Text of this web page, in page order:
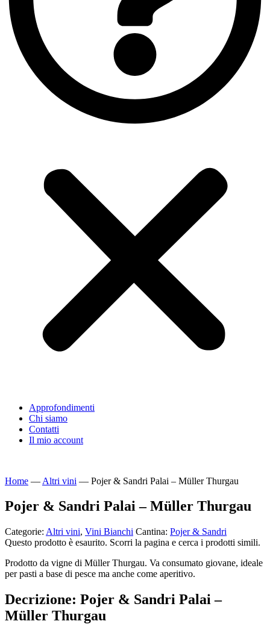
Approfondimenti
Chi siamo
Contatti
Il mio account
Home — Altri vini — Pojer & Sandri Palai – Müller Thurgau
Pojer & Sandri Palai – Müller Thurgau
Categorie: Altri vini, Vini Bianchi Cantina: Pojer & Sandri
Questo prodotto è esaurito. Scorri la pagina e cerca i prodotti simili.
Prodotto da vigne di Müller Thurgau. Va consumato giovane, ideale
per pasti a base di pesce ma anche come aperitivo.
Decrizione: Pojer & Sandri Palai –
Müller Thurgau